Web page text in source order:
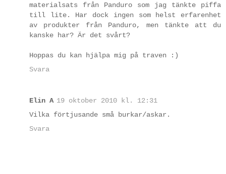
materialsats från Panduro som jag tänkte piffa
till lite. Har dock ingen som helst erfarenhet
av produkter från Panduro, men tänkte att du
kanske har? Är det svårt?
Hoppas du kan hjälpa mig på traven :)
Svara
Elin A 19 oktober 2010 kl. 12:31
Vilka förtjusande små burkar/askar.
Svara